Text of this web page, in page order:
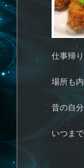
仕事帰
場所も
昔の自
いつま